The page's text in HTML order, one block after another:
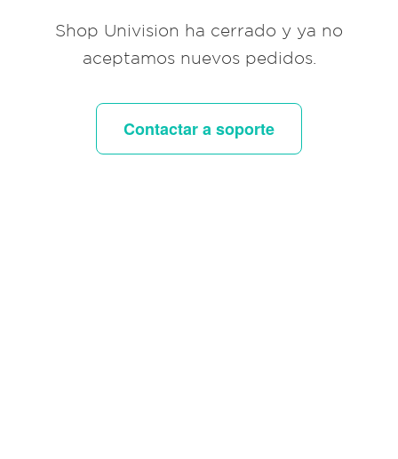
Shop Univision ha cerrado y ya no
aceptamos nuevos pedidos.
Contactar a soporte